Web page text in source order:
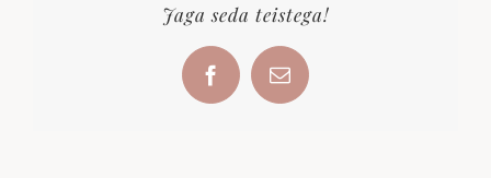
Jaga seda teistega!
FacebookEmail